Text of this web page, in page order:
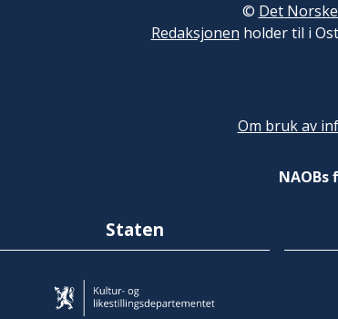
© Det
Redaksjonen holder til i
Om bruk av
Staten